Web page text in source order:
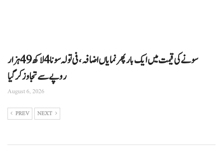
سونے کی قیمت میں ایک بار پھر نمایاں اضافہ، فی تولہ سونا 4 لاکھ 49 ہزار
روپے سے تجاوز کرگیا
August 6, 2026
PREV NEXT